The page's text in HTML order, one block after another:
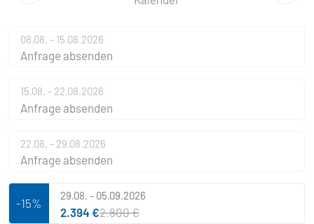
08.08. - 15.08.2026
Anfrage absenden
15.08. - 22.08.2026
Anfrage absenden
22.08. - 29.08.2026
Anfrage absenden
-15%
29.08. - 05.09.2026
2.394 €2.800 €